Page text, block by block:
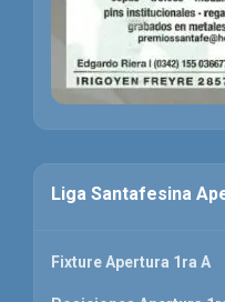
Liga Santafesina
Fixture Apertura 1ra A